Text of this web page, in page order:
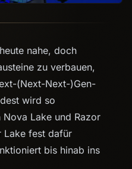
nahe, doch
zu verbauen,
(Next-Next-)Gen-
wird so
Lake und Razor
Lake fest dafür
bis hinab ins